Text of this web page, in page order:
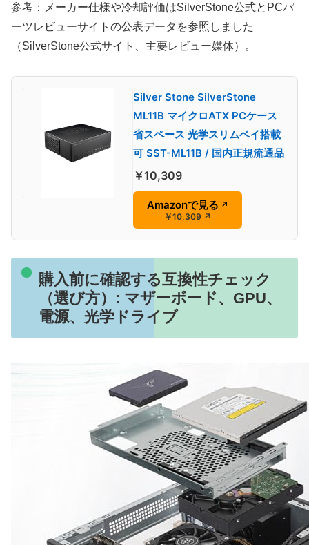
参考：メーカー仕様や冷却評価はSilverStone公式とPCパ
ーツレビューサイトの公表データを参照しました
（SilverStone公式サイト、主要レビュー媒体）。
Silver Stone SilverStone
ML11B マイクロATX PCケース
省スペース 光学スリムベイ搭載
可 SST-ML11B / 国内正規流通品
￥10,309
Amazonで見る ↗
￥10,309 ↗
購入前に確認する互換性チェック
（選び方）: マザーボード、GPU、
電源、光学ドライブ